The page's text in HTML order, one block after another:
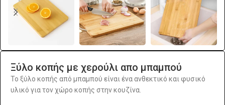
Ξύλο κοπής με χερούλι απο μπαμπού
Το ξύλο κοπής από μπαμπού είναι ένα ανθεκτικό και φυσικό
υλικό για τον χώρο κοπής στην κουζίνα.